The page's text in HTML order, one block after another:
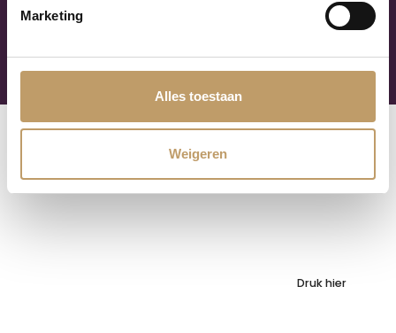
Marketing
Alles toestaan
Weigeren
Kom inspiratie op doen met meer dan 1500 vloeren in
Druk hier